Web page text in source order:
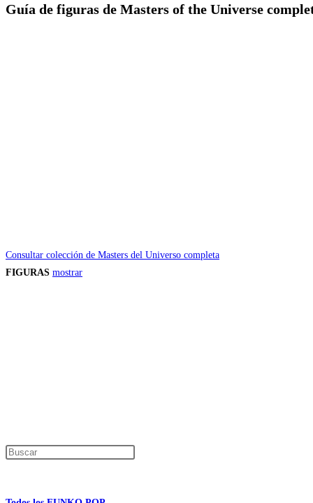
Guía de figuras de Masters of the Universe
Consultar colección de Masters del Universo completa
FIGURAS mostrar